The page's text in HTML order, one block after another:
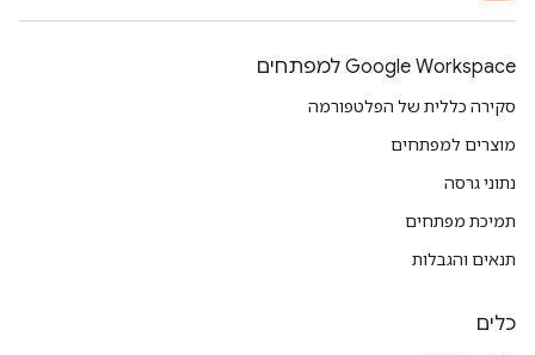
Google Workspace למפתחים
סקירה כללית של הפלטפורמה
מוצרים למפתחים
נתוני גרסה
תמיכת מפתחים
תנאים והגבלות
כלים